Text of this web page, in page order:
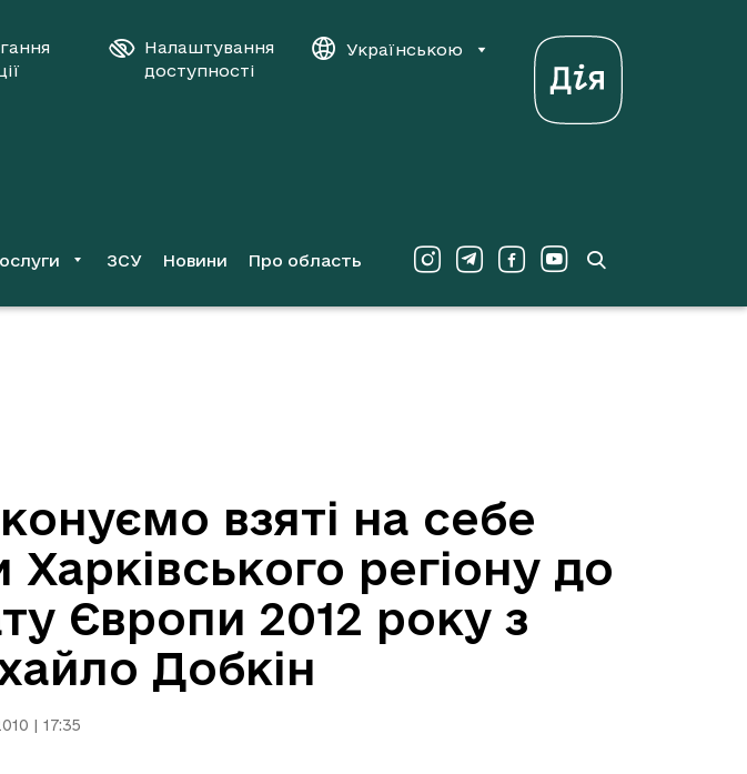
Налаштування
доступності
Українською
ЗСУ Новини Про область
взяті на себе
Харківського регіону до
Європи 2012 року з
Добкін
| 17:35